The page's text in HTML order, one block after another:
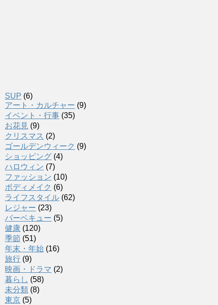
SUP (6)
アート・カルチャー (9)
イベント・行事 (35)
お花見 (9)
クリスマス (2)
ゴールデンウィーク (9)
ショッピング (4)
ハロウィン (7)
ファッション (10)
ボディメイク (6)
ライフスタイル (62)
レジャー (23)
バーベキュー (5)
健康 (120)
季節 (51)
年末・年始 (16)
旅行 (9)
映画・ドラマ (2)
暮らし (58)
未分類 (8)
東京 (5)